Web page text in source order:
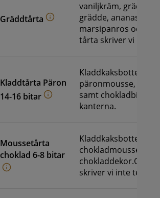
Gräddtårta
vaniljkräm, grädde.
grädde, ananas,
marsipanros och
tårta skriver vi inte
Kladdtårta Päron
14-16 bitar
Kladdkaksbotten,
päronmousse,
samt chokladbitar
kanterna.
Moussetårta
choklad 6-8 bitar
Kladdkaksbotten,
chokladmousse
chokladdekor.OBS!
skriver vi inte text på